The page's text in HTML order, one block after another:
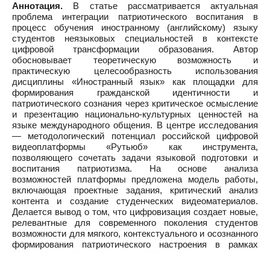
Аннотация. В статье рассматривается актуальная
проблема интеграции патриотического воспитания в
процесс обучения иностранному (английскому) языку
студентов неязыковых специальностей в контексте
цифровой трансформации образования. Автор
обосновывает теоретическую возможность и
практическую целесообразность использования
дисциплины «Иностранный язык» как площадки для
формирования гражданской идентичности и
патриотического сознания через критическое осмысление
и презентацию национально-культурных ценностей на
языке международного общения. В центре исследования
— методологический потенциал российской цифровой
видеоплатформы «Рутьюб» как инструмента,
позволяющего сочетать задачи языковой подготовки и
воспитания патриотизма. На основе анализа
возможностей платформы предложена модель работы,
включающая проектные задания, критический анализ
контента и создание студенческих видеоматериалов.
Делается вывод о том, что цифровизация создает новые,
релевантные для современного поколения студентов
возможности для мягкого, контекстуального и осознанного
формирования патриотического настроения в рамках